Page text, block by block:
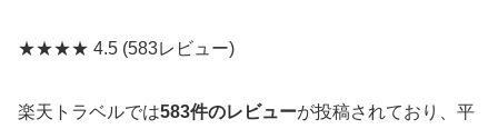
★★★★ 4.5 (583レビュー)
楽天トラベルでは583件のレビューが投稿されており、平